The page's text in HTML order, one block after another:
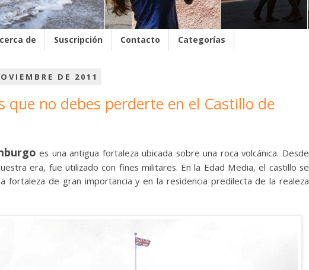
de Suscripción Contacto Categorías
DE 2011
que no debes perderte en el Castillo de
es una antigua fortaleza ubicada sobre una roca volcánica. Desde
era, fue utilizado con fines militares. En la Edad Media, el castillo se
fortaleza de gran importancia y en la residencia predilecta de la realeza